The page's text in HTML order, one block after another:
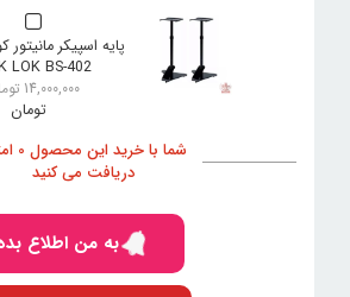
پایه اسپیکر
LOK BS-402
14,000,000
تومان
شما با
دریافت می کنید
به من اطلاع